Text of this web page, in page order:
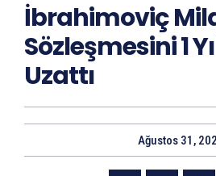
İbrahimoviç
Sözleşmesini 1
Uzattı
Ağustos 31,